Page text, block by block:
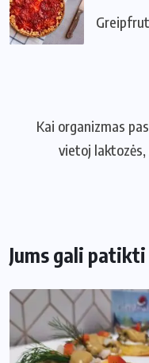
Kai organizmas
vietoj
Jums gali patikti